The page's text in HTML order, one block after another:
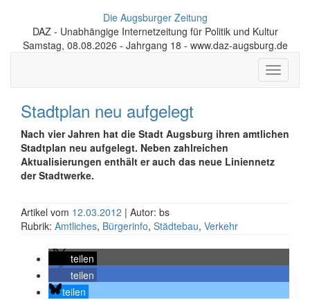
Die Augsburger Zeitung
DAZ - Unabhängige Internetzeitung für Politik und Kultur
Samstag, 08.08.2026 - Jahrgang 18 - www.daz-augsburg.de
Toggle
Stadtplan neu aufgelegt
Nach vier Jahren hat die Stadt Augsburg ihren amtlichen
Stadtplan neu aufgelegt. Neben zahlreichen
Aktualisierungen enthält er auch das neue Liniennetz
der Stadtwerke.
Artikel vom 12.03.2012 | Autor: bs
Rubrik: Amtliches, Bürgerinfo, Städtebau, Verkehr
teilen
teilen
teilen